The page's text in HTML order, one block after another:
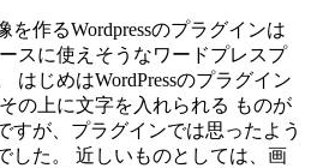
作るWordpressのプラグインは
スに使えそうなワードプレスプ
はじめはWordPressのプラグイン
の上に文字を入れられる ものが
すが、プラグインでは思ったよう
した。 近しいものとしては、画